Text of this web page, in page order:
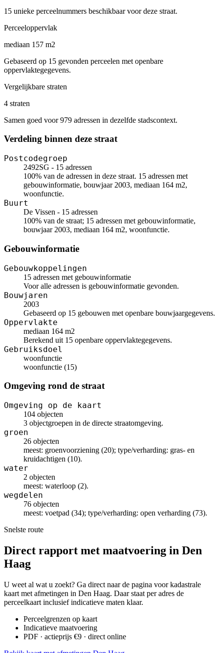
15 unieke perceelnummers beschikbaar voor deze straat.
Perceeloppervlak
mediaan 157 m2
Gebaseerd op 15 gevonden perceelen met openbare
oppervlaktegegevens.
Vergelijkbare straten
4 straten
Samen goed voor 979 adressen in dezelfde stadscontext.
Verdeling binnen deze straat
Postcodegroep
2492SG - 15 adressen
100% van de adressen in deze straat. 15 adressen met
gebouwinformatie, bouwjaar 2003, mediaan 164 m2,
woonfunctie.
Buurt
De Vissen - 15 adressen
100% van de straat; 15 adressen met gebouwinformatie,
bouwjaar 2003, mediaan 164 m2, woonfunctie.
Gebouwinformatie
Gebouwkoppelingen
15 adressen met gebouwinformatie
Voor alle adressen is gebouwinformatie gevonden.
Bouwjaren
2003
Gebaseerd op 15 gebouwen met openbare bouwjaargegevens.
Oppervlakte
mediaan 164 m2
Berekend uit 15 openbare oppervlaktegegevens.
Gebruiksdoel
woonfunctie
woonfunctie (15)
Omgeving rond de straat
Omgeving op de kaart
104 objecten
3 objectgroepen in de directe straatomgeving.
groen
26 objecten
meest: groenvoorziening (20); type/verharding: gras- en
kruidachtigen (10).
water
2 objecten
meest: waterloop (2).
wegdelen
76 objecten
meest: voetpad (34); type/verharding: open verharding (73).
Snelste route
Direct rapport met maatvoering in Den
Haag
U weet al wat u zoekt? Ga direct naar de pagina voor kadastrale
kaart met afmetingen in Den Haag. Daar staat per adres de
perceelkaart inclusief indicatieve maten klaar.
Perceelgrenzen op kaart
Indicatieve maatvoering
PDF · actieprijs €9 · direct online